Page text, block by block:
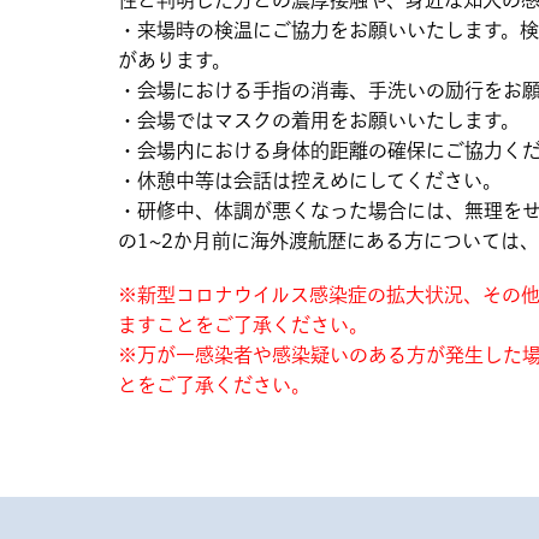
・来場時の検温にご協力をお願いいたします
があります。
・会場における手指の消毒、手洗いの励行をお
・会場ではマスクの着用をお願いいたします。
・会場内における身体的距離の確保にご協力く
・休憩中等は会話は控えめにしてください。
・研修中、体調が悪くなった場合には、無理を
の1~2か月前に海外渡航歴にある方については
※新型コロナウイルス感染症の拡大状況、その
ますことをご了承ください。
※万が一感染者や感染疑いのある方が発生した
とをご了承ください。